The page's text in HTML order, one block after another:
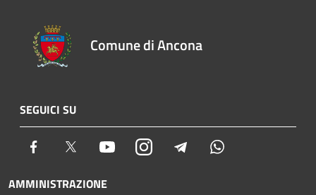
Comune di Ancona
SEGUICI SU
Facebook Twitter YoutubeInstagram Telegram
AMMINISTRAZIONE